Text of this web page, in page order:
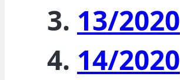
3. 13/2020
4. 14/2020